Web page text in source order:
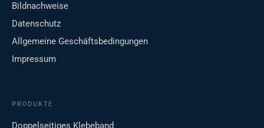
Bildnachweise
Datenschutz
Allgemeine Geschäftsbedingungen
Impressum
PRODUKTE
Doppelseitiges Klebeband